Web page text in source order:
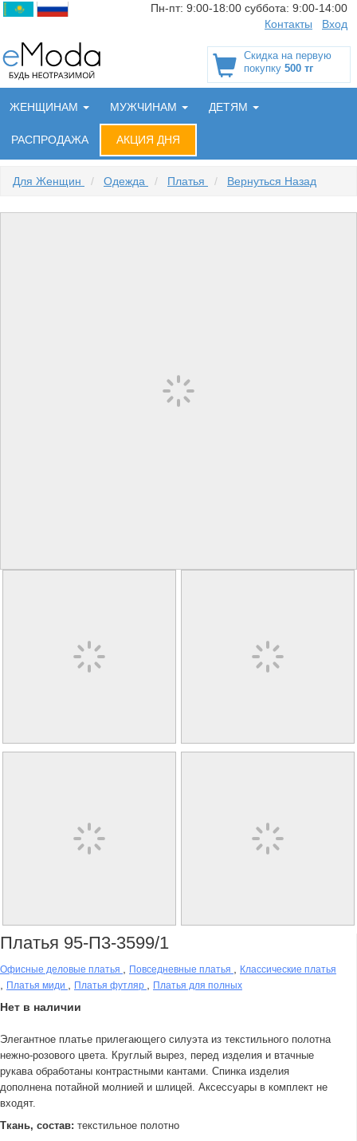
Пн-пт: 9:00-18:00 суббота: 9:00-14:00
Контакты
Вход
Скидка на первую
покупку 500 тг
ЖЕНЩИНАМ МУЖЧИНАМ ДЕТЯМ
РАСПРОДАЖА АКЦИЯ ДНЯ
Для Женщин / Одежда / Платья / Вернуться Назад
Платья 95-П3-3599/1
Офисные деловые платья Повседневные платья Классические платья
Платья миди Платья футляр Платья для полных
Нет в наличии
Элегантное платье прилегающего силуэта из текстильного полотна
нежно-розового цвета. Круглый вырез, перед изделия и втачные
рукава обработаны контрастными кантами. Спинка изделия
дополнена потайной молнией и шлицей. Аксессуары в комплект не
входят.
Ткань, состав: текстильное полотно